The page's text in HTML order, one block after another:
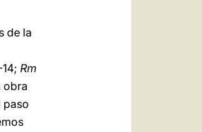
de la
14; Rm
obra
paso